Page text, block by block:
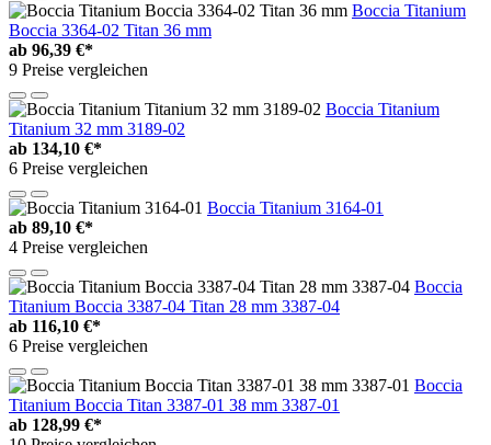
Boccia Titanium
Boccia 3364-02 Titan 36 mm
ab 96,39 €*
9 Preise vergleichen
Boccia Titanium
Titanium 32 mm 3189-02
ab 134,10 €*
6 Preise vergleichen
Boccia Titanium 3164-01
ab 89,10 €*
4 Preise vergleichen
Boccia
Titanium Boccia 3387-04 Titan 28 mm 3387-04
ab 116,10 €*
6 Preise vergleichen
Boccia
Titanium Boccia Titan 3387-01 38 mm 3387-01
ab 128,99 €*